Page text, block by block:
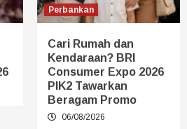
Perbankan
Cari Rumah dan
Kendaraan? BRI
Consumer Expo 2026
PIK2 Tawarkan
Beragam Promo
06/08/2026